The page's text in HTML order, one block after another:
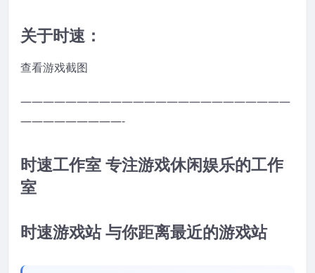
关于时速：
查看游戏截图
————————————————————————
—————————-
时速工作室 专注游戏休闲娱乐的工作
室
时速游戏站 与你距离最近的游戏站